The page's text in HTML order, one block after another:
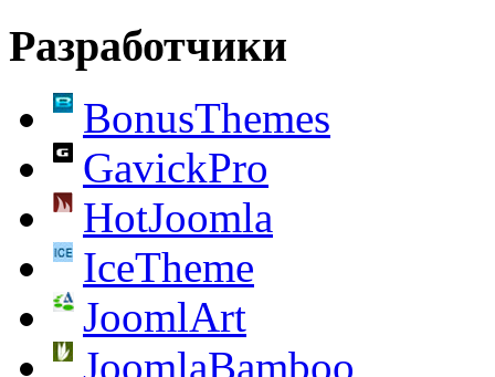
Разработчики
BonusThemes
GavickPro
HotJoomla
IceTheme
JoomlArt
JoomlaBamboo